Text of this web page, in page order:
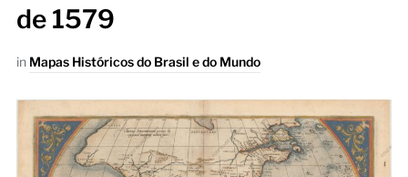
de 1579
in Mapas Históricos do Brasil e do Mundo